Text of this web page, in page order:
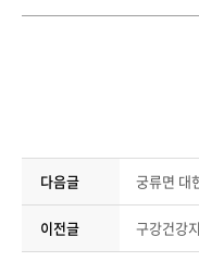
다음글 궁류면 대
이전글 구강건강